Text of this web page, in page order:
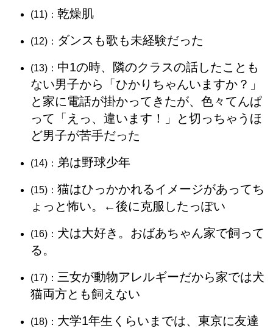
(11)： 乾燥肌
(12)： ダンスも歌も未経験だった
(13)： 中1の時、隣のクラスの話したことも
ない男子から「ひかりちゃんいますか？」
と家に電話が掛かってきたが、色々てんぱ
って「えっ、違います！」と切っちゃうほ
ど男子が苦手だった
(14)： 弟は野球少年
(15)： 猫はひっかかれるイメージがあってち
ょっと怖い。←後に克服したっぽい
(16)： 犬は大好き。おばあちゃん家で飼って
る。
(17)： 三女が動物アレルギーだから家では犬
猫両方とも飼えない
(18)： 大学1年生くらいまでは、東京に友達